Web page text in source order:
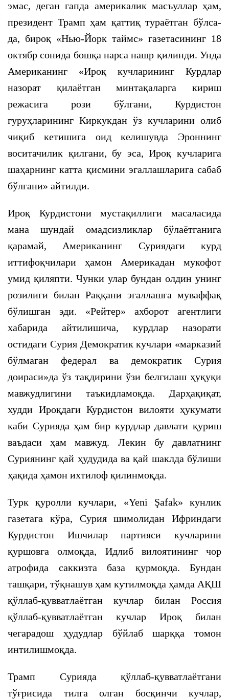
эмас, деган гапда америкалик масъуллар ҳам,
президент Трамп ҳам қаттиқ тураётган бўлса-
да, бироқ «Нью-Йорк таймс» газетасининг 18
октябр сонида бошқа нарса нашр қилинди. Унда
Американинг «Ироқ кучларининг Курдлар
назорат қилаётган минтақаларга кириш
режасига рози бўлгани, Курдистон
гуруҳларининг Киркукдан ўз кучларини олиб
чиқиб кетишига оид келишувда Эроннинг
воситачилик қилгани, бу эса, Ироқ кучларига
шаҳарнинг катта қисмини эгаллашларига сабаб
бўлгани» айтилди.
Ироқ Курдистони мустақиллиги масаласида
мана шундай омадсизликлар бўлаётганига
қарамай, Американинг Суриядаги курд
иттифоқчилари ҳамон Америкадан мукофот
умид қиляпти. Чунки улар бундан олдин унинг
розилиги билан Раққани эгаллашга муваффақ
бўлишган эди. «Рейтер» ахборот агентлиги
хабарида айтилишича, курдлар назорати
остидаги Сурия Демократик кучлари «марказий
бўлмаган федерал ва демократик Сурия
доираси»да ўз тақдирини ўзи белгилаш ҳуқуқи
мавжудлигини таъкидламоқда. Дарҳақиқат,
худди Ироқдаги Курдистон вилояти ҳукумати
каби Сурияда ҳам бир курдлар давлати қуриш
ваъдаси ҳам мавжуд. Лекин бу давлатнинг
Суриянинг қай ҳудудида ва қай шаклда бўлиши
ҳақида ҳамон ихтилоф қилинмоқда.
Турк қуролли кучлари, «Yeni Şafak» кунлик
газетага кўра, Сурия шимолидан Ифриндаги
Курдистон Ишчилар партияси кучларини
қуршовга олмоқда, Идлиб вилоятининг чор
атрофида саккизта база қурмоқда. Бундан
ташқари, тўқнашув ҳам кутилмоқда ҳамда АҚШ
қўллаб-қувватлаётган кучлар билан Россия
қўллаб-қувватлаётган кучлар Ироқ билан
чегарадош ҳудудлар бўйлаб шарққа томон
интилишмоқда.
Трамп Сурияда қўллаб-қувватлаётгани
тўғрисида тилга олган босқинчи кучлар,